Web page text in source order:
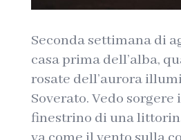
Seconda settimana di
casa prima dell’alba,
rosate dell’aurora
Soverato. Vedo sorgere
finestrino di una